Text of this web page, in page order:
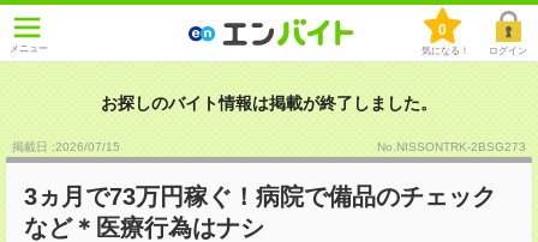
メニュー
0
気になる！ ログイン
お探しのバイト情報は掲載が終了しました。
掲載日 :2026/07/15 No.NISSONTRK-2BSG273
3ヵ月で73万円稼ぐ！病院で備品のチェック
など＊医療行為はナシ